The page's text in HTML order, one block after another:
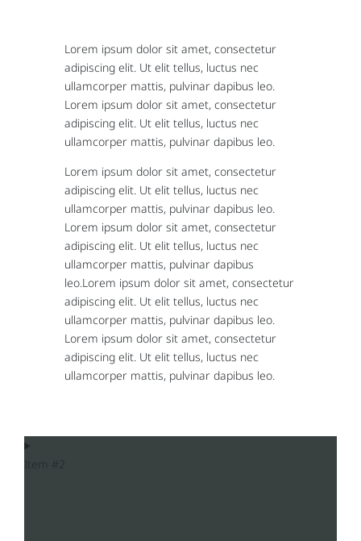
Lorem ipsum dolor sit amet, consectetur
adipiscing elit. Ut elit tellus, luctus nec
ullamcorper mattis, pulvinar dapibus leo.
Lorem ipsum dolor sit amet, consectetur
adipiscing elit. Ut elit tellus, luctus nec
ullamcorper mattis, pulvinar dapibus leo.
Lorem ipsum dolor sit amet, consectetur
adipiscing elit. Ut elit tellus, luctus nec
ullamcorper mattis, pulvinar dapibus leo.
Lorem ipsum dolor sit amet, consectetur
adipiscing elit. Ut elit tellus, luctus nec
ullamcorper mattis, pulvinar dapibus
leo.Lorem ipsum dolor sit amet, consectetur
adipiscing elit. Ut elit tellus, luctus nec
ullamcorper mattis, pulvinar dapibus leo.
Lorem ipsum dolor sit amet, consectetur
adipiscing elit. Ut elit tellus, luctus nec
ullamcorper mattis, pulvinar dapibus leo.
Item #2